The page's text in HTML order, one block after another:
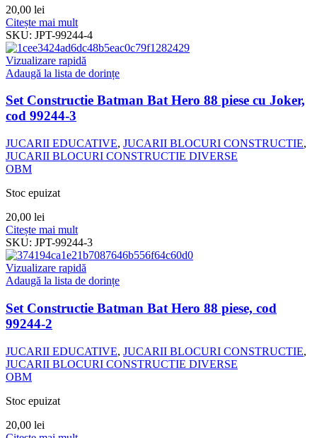
20,00 lei
Citește mai mult
SKU: JPT-99244-4
Vizualizare rapidă
Adaugă la lista de dorințe
Set Constructie Batman Bat Hero 88 piese cu Joker,
cod 99244-3
JUCARII EDUCATIVE, JUCARII BLOCURI CONSTRUCTIE,
JUCARII BLOCURI CONSTRUCTIE DIVERSE
OBM
Stoc epuizat
20,00 lei
Citește mai mult
SKU: JPT-99244-3
Vizualizare rapidă
Adaugă la lista de dorințe
Set Constructie Batman Bat Hero 88 piese, cod
99244-2
JUCARII EDUCATIVE, JUCARII BLOCURI CONSTRUCTIE,
JUCARII BLOCURI CONSTRUCTIE DIVERSE
OBM
Stoc epuizat
20,00 lei